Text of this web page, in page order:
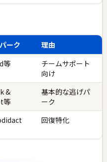
ーク
理由
等
チームサポート
向け
&
等
基本的な逃げパ
ーク
回復特化